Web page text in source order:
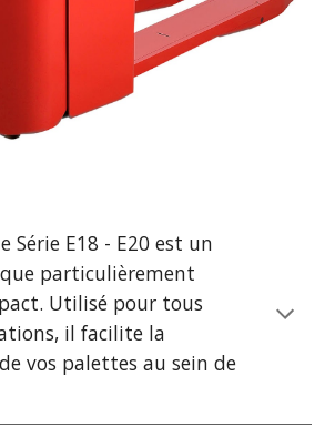
Série E18 - E20 est un
particulièrement
Utilisé pour tous
il facilite la
vos palettes au sein de